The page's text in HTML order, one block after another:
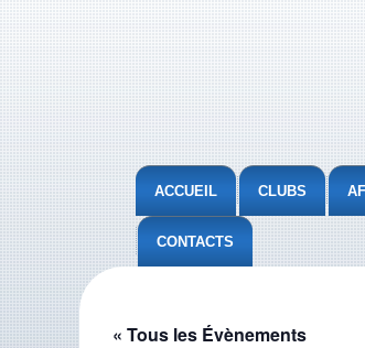
ACCUEIL CLUBS
CONTACTS
« Tous les Évènements